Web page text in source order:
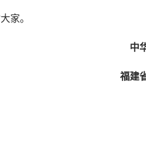
家。
中
福建